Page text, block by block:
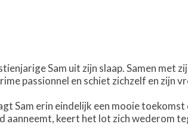
Sam uit zijn slaap. Samen
passionnel en schiet zichzelf en zijn
Sam erin eindelijk een mooie
aanneemt, keert het lot zich wederom